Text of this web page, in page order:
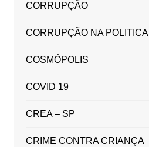
CORRUPÇÃO
CORRUPÇÃO NA POLITICA
COSMÓPOLIS
COVID 19
CREA – SP
CRIME CONTRA CRIANÇA